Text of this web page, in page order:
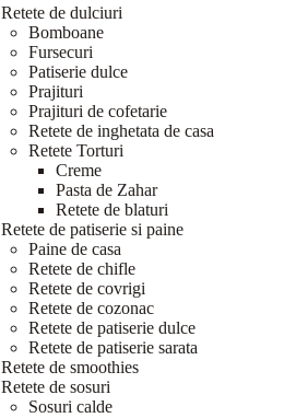
Retete de dulciuri
Bomboane
Fursecuri
Patiserie dulce
Prajituri
Prajituri de cofetarie
Retete de inghetata de casa
Retete Torturi
Creme
Pasta de Zahar
Retete de blaturi
Retete de patiserie si paine
Paine de casa
Retete de chifle
Retete de covrigi
Retete de cozonac
Retete de patiserie dulce
Retete de patiserie sarata
Retete de smoothies
Retete de sosuri
Sosuri calde